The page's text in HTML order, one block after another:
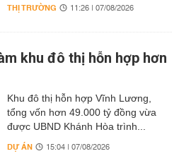
THỊ TRƯỜNG 11:26 | 07/08/2026
khu đô thị hỗn hợp hơn
Khu đô thị hỗn hợp Vĩnh Lương,
tổng vốn hơn 49.000 tỷ đồng vừa
được UBND Khánh Hòa trình...
DỰ ÁN 15:04 | 07/08/2026